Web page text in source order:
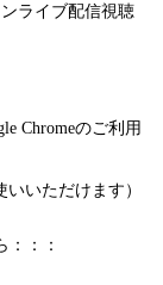
ライブ配信視聴
Chromeのご利用
いただけます）
：：：